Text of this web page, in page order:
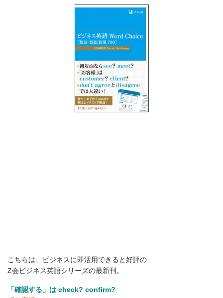
を
提
こちらは、ビジネスに即活用できると好評の
Z会ビジネス英語シリーズの最新刊。
「確認する」は check? confirm?